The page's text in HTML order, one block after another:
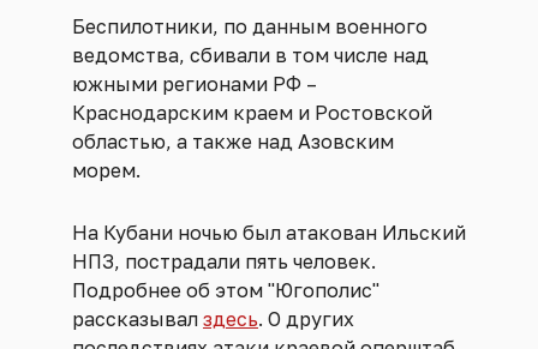
Беспилотники, по данным военного
ведомства, сбивали в том числе над
южными регионами РФ –
Краснодарским краем и Ростовской
областью, а также над Азовским
морем.
На Кубани ночью был атакован Ильский
НПЗ, пострадали пять человек.
Подробнее об этом "Югополис"
рассказывал здесь. О других